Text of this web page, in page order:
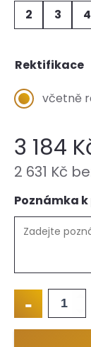
2 3 4
Rektifikace
včetně
3 184
2 631 Kč
Poznámka
-
STŮL
pevný